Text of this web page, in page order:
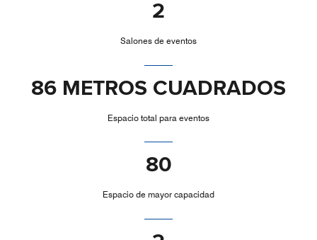
2
Salones de eventos
86 METROS CUADRADOS
Espacio total para eventos
80
Espacio de mayor capacidad